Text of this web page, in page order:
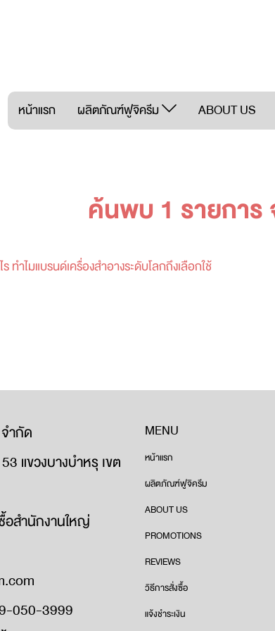
หน้าแรก ผลิตภัณฑ์ฟูจิครีม ABOUT US
ค้นพบ 1 รายการ
ทำไมแบรนด์เครื่องสำอางระดับโลกถึงเลือกใช้
ำกัด
แขวงบางบำหรุ เขต
สำนักงานใหญ่
050-3999
MENU
หน้าแรก
ผลิตภัณฑ์ฟูจิครีม
ABOUT US
PROMOTIONS
REVIEWS
วิธีการสั่งซื้อ
แจ้งชำระเงิน